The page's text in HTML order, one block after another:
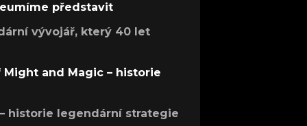
představit
vývojář, který 40 let
Might and Magic – historie
historie legendární strategie